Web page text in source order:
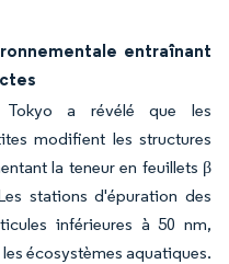
entraînant
Tokyo a révélé que les
modifient les structures
la teneur en feuillets β
stations d'épuration des
inférieures à 50 nm,
écosystèmes aquatiques.